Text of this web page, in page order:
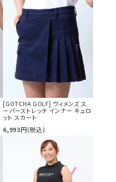
[GOTCHA GOLF] ウィメンズ ス
ーパーストレッチ インナー キュロ
ット スカート
6,993円(税込)